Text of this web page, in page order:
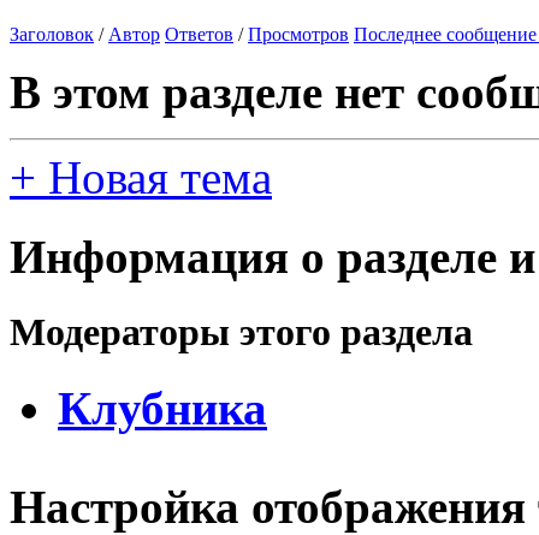
Заголовок / Автор Ответов /Просмотров Последнее сообщение
В этом разделе нет
+ Новая тема
Информация о разделе
Модераторы этого раздела
Клубника
Настройка отображения